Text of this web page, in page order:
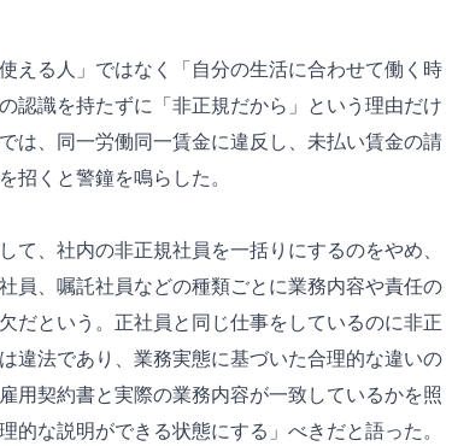
える人」ではなく「自分の生活に合わせて働く時
認識を持たずに「非正規だから」という理由だけ
は、同一労働同一賃金に違反し、未払い賃金の請
招くと警鐘を鳴らした。
て、社内の非正規社員を一括りにするのをやめ、
員、嘱託社員などの種類ごとに業務内容や責任の
だという。正社員と同じ仕事をしているのに非正
違法であり、業務実態に基づいた合理的な違いの
用契約書と実際の業務内容が一致しているかを照
的な説明ができる状態にする」べきだと語った。